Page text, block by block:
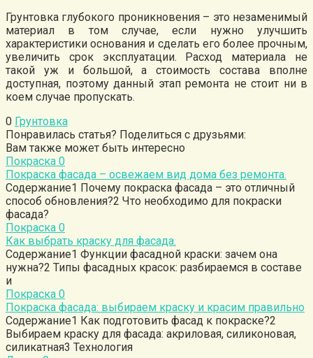
Грунтовка глубокого проникновения – это незаменимый
материал в том случае, если нужно улучшить
характеристики основания и сделать его более прочным,
увеличить срок эксплуатации. Расход материала не
такой уж и большой, а стоимость состава вполне
доступная, поэтому данный этап ремонта не стоит ни в
коем случае пропускать.
0 Грунтовка
Понравилась статья? Поделиться с друзьями:
Вам также может быть интересно
Покраска 0
Покраска фасада – освежаем вид дома без ремонта.
Содержание1 Почему покраска фасада – это отличный
способ обновления?2 Что необходимо для покраски
фасада?
Покраска 0
Как выбрать краску для фасада.
Содержание1 Функции фасадной краски: зачем она
нужна?2 Типы фасадных красок: разбираемся в составе
и
Покраска 0
Покраска фасада: выбираем краску и красим правильно
Содержание1 Как подготовить фасад к покраске?2
Выбираем краску для фасада: акриловая, силиконовая,
силикатная3 Технология